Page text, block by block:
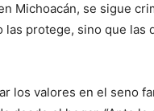
Michoacán, se sigue
protege, sino que las
los valores en el seno